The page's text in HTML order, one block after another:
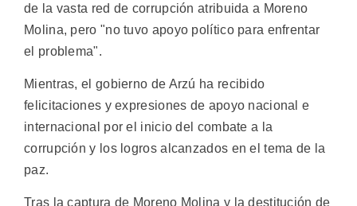
de la vasta red de corrupción atribuida a Moreno
Molina, pero "no tuvo apoyo político para enfrentar
el problema".
Mientras, el gobierno de Arzú ha recibido
felicitaciones y expresiones de apoyo nacional e
internacional por el inicio del combate a la
corrupción y los logros alcanzados en el tema de la
paz.
Tras la captura de Moreno Molina y la destitución de